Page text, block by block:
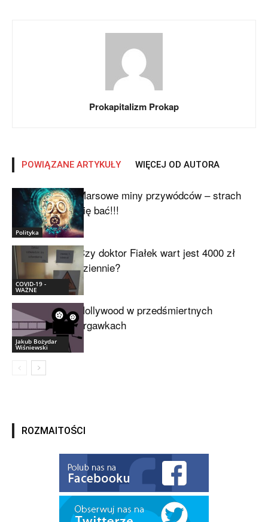
Prokapitalizm Prokap
POWIĄZANE ARTYKUŁY WIĘCEJ OD AUTORA
Polityka
Marsowe miny przywódców – strach
się bać!!!
COVID-19 -
WAŻNE
Czy doktor Fiałek wart jest 4000 zł
dziennie?
Jakub Bożydar
Wiśniewski
Hollywood w przedśmiertnych
drgawkach
ROZMAITOŚCI